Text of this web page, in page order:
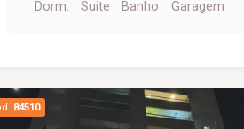
mais conforto, praticidade e excelente
Dorm. Suite Banho Garagem
84510